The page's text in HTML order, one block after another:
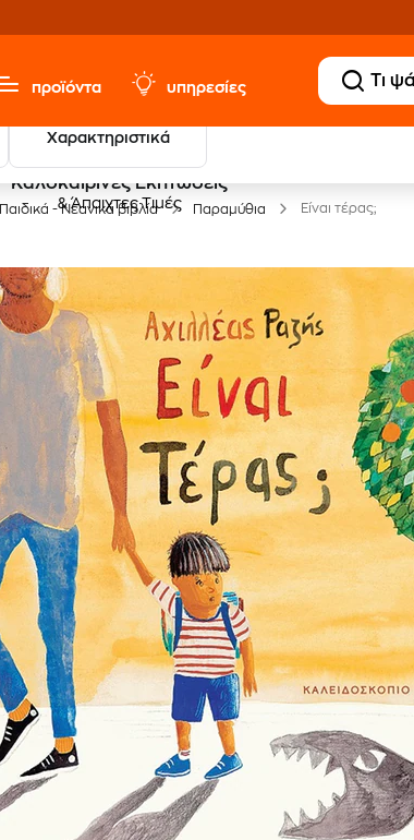
προϊόντα υπηρεσίες
Χαρακτηριστικά
Καλοκαιρινές Εκπτώσεις
& Άπαιχτες Τιμές
Παιδικά - Νεανικά βιβλία Παραμύθια Είναι τέρας;